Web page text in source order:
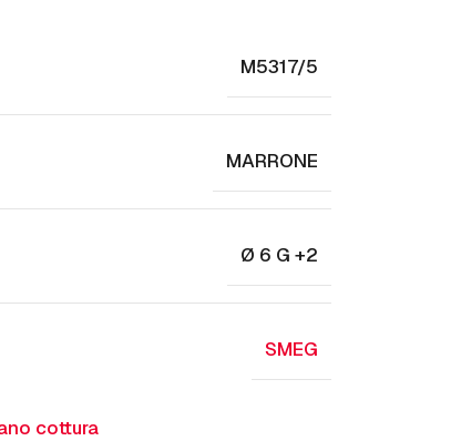
M5317/5
MARRONE
Ø 6 G +2
SMEG
cottura